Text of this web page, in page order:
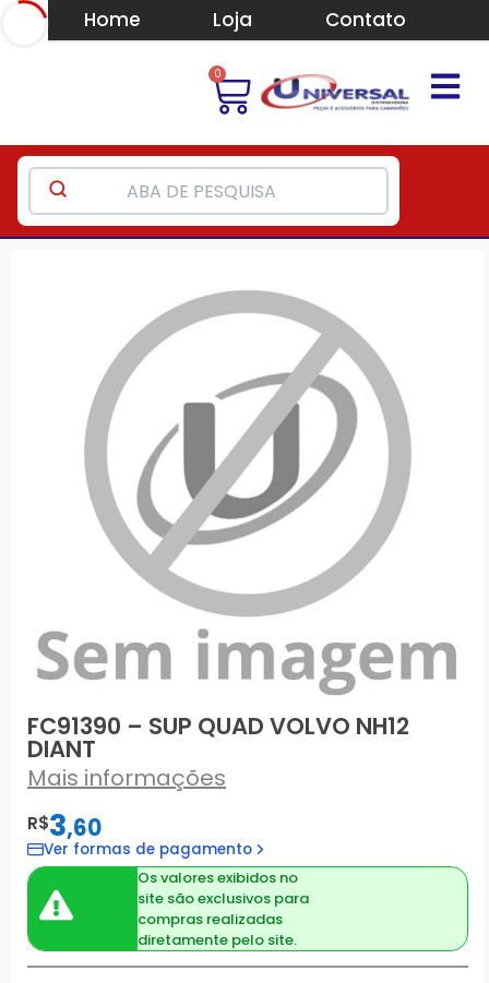
Home Loja Contato
0
FC91390 – SUP QUAD VOLVO NH12
DIANT
Mais informações
R$3,60
Ver formas de pagamento
Os valores exibidos no
site são exclusivos para
compras realizadas
diretamente pelo site.